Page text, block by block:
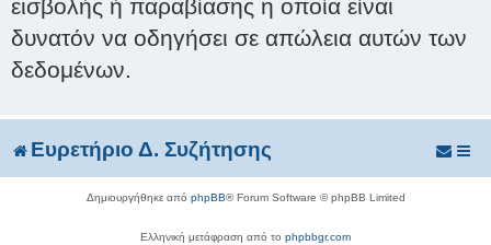
εισβολής ή παραβίασης η οποία είναι
δυνατόν να οδηγήσει σε απώλεια αυτών των
δεδομένων.
Ευρετήριο Δ. Συζήτησης
Δημιουργήθηκε από phpBB® Forum Software © phpBB Limited
Ελληνική μετάφραση από το phpbbgr.com